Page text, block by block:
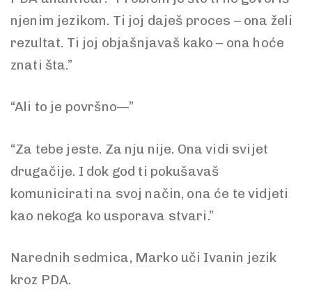
njenim jezikom. Ti joj daješ proces – ona želi
rezultat. Ti joj objašnjavaš kako – ona hoće
znati šta.”
“Ali to je površno—”
“Za tebe jeste. Za nju nije. Ona vidi svijet
drugačije. I dok god ti pokušavaš
komunicirati na svoj način, ona će te vidjeti
kao nekoga ko usporava stvari.”
Narednih sedmica, Marko uči Ivanin jezik
kroz PDA.